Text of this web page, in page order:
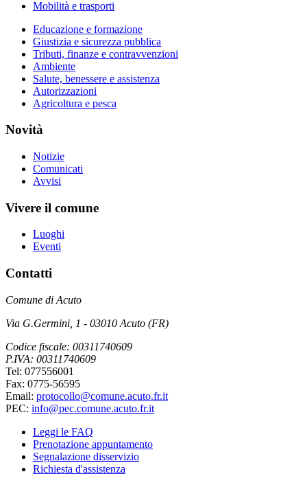
Mobilità e trasporti
Educazione e formazione
Giustizia e sicurezza pubblica
Tributi, finanze e contravvenzioni
Ambiente
Salute, benessere e assistenza
Autorizzazioni
Agricoltura e pesca
Novità
Notizie
Comunicati
Avvisi
Vivere il comune
Luoghi
Eventi
Contatti
Comune di Acuto
Via G.Germini, 1 - 03010 Acuto (FR)
Codice fiscale: 00311740609
P.IVA: 00311740609
Tel: 077556001
Fax: 0775-56595
Email: protocollo@comune.acuto.fr.it
PEC: info@pec.comune.acuto.fr.it
Leggi le FAQ
Prenotazione appuntamento
Segnalazione disservizio
Richiesta d'assistenza